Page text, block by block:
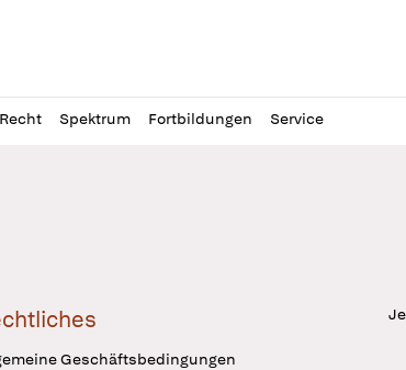
Recht Spektrum Fortbildungen Service
Geschäftsbedingungen